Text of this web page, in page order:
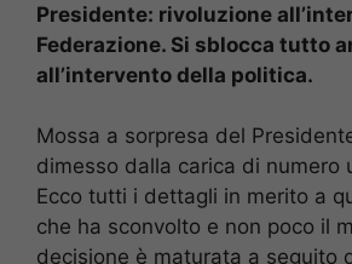
Presidente: rivoluzione
Federazione. Si sblocca tutto
all’intervento della politica.
Mossa a sorpresa del
dimesso dalla carica di numero
Ecco tutti i dettagli in merito a
che ha sconvolto e non poco il
decisione è maturata a seguito